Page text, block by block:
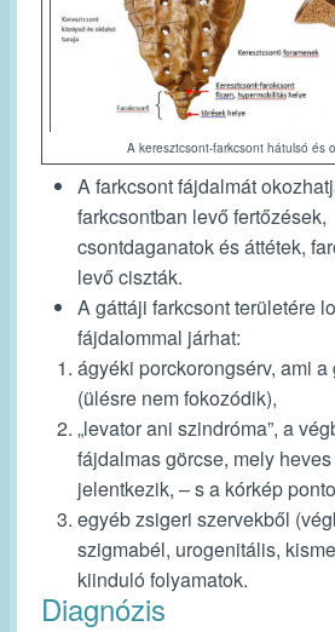
A keresztcsont-farkcsont hátulsó és
A farkcsont fájdalmát
farkcsontban levő fertőzések,
csontdaganatokésáttétek,
levő ciszták.
A gáttáji farkcsont területére
fájdalommal járhat:
ágyéki porckorongsérv, ami a
(ülésre nem fokozódik),
„levator ani szindróma”, a
fájdalmas görcse, mely
jelentkezik, – s a kórkép
egyébzsigeri szervekből
szigmabél, urogenitális,
kiinduló folyamatok.
Diagnózis